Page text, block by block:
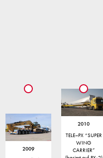
2009
2010
TELE–PX “SUPER
WING
CARRIER”